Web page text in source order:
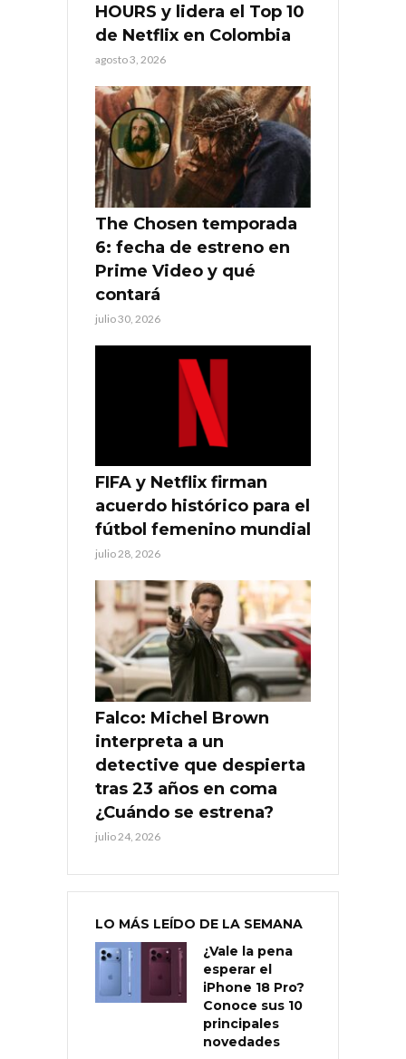
HOURS y lidera el Top 10
de Netflix en Colombia
agosto 3, 2026
The Chosen temporada
6: fecha de estreno en
Prime Video y qué
contará
julio 30, 2026
FIFA y Netflix firman
acuerdo histórico para el
fútbol femenino mundial
julio 28, 2026
Falco: Michel Brown
interpreta a un
detective que despierta
tras 23 años en coma
¿Cuándo se estrena?
julio 24, 2026
LO MÁS LEÍDO DE LA SEMANA
¿Vale la pena
esperar el
iPhone 18 Pro?
Conoce sus 10
principales
novedades